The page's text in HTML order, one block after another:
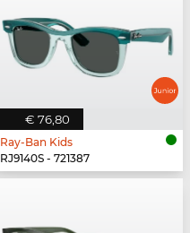
€ 76,80
Ray-Ban Kids
RJ9140S - 721387